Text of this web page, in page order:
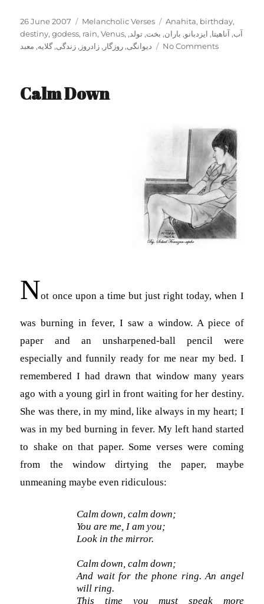
Posted
on
26 June 2007 Categories
Melancholic Verses Tags
Anahita, birthday,
destiny,godess, rain,Venus, آب, آناهیتا, ایزدبانو, باران, بخت,تولد,
دیوانگی,روزگار ,زادروز ,زندگی,گلایه, معبد No Comments
Calm Down
Not once upon a time but just right today, when I
was burning in fever, I saw a window. A piece of
paper and an unsharpened-ball pencil were
especially and funnily ready for me near my bed. I
remembered I had drawn that window many years
ago with a young girl in front waiting for her destiny.
She was there, in my mind, like always in my heart; I
was in my bed burning in fever. My left hand started
to shake on that paper. Some verses were coming
from the window dirtying the paper, maybe
unmeaning maybe even ridiculous:
Calm down, calm down;
You are me, I am you;
Look in the mirror.
Calm down, calm down;
And wait for the phone ring. An angel
will ring.
This time you must speak more